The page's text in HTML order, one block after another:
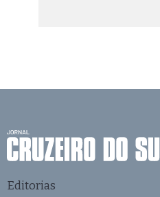
Editorias